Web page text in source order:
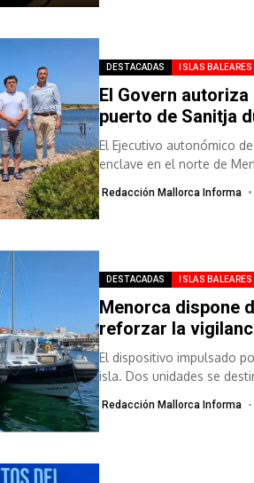
DESTACADAS ISLAS BALEARES
El Govern
puerto de Sanitja
El Ejecutivo autonómico
enclave en el norte de
Redacción Mallorca Informa
DESTACADAS ISLAS BALEARES
Menorca dispone
reforzar la
El dispositivo impulsado
isla. Dos unidades se
Redacción Mallorca Informa